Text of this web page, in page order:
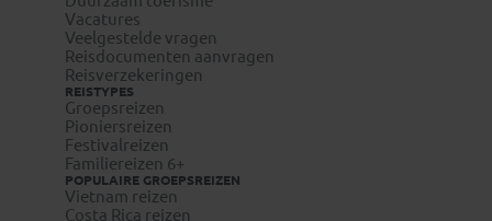
Vacatures
Veelgestelde vragen
Reisdocumenten aanvragen
Reisverzekeringen
REISTYPES
Groepsreizen
Pioniersreizen
Festivalreizen
Familiereizen 6+
POPULAIRE GROEPSREIZEN
Vietnam reizen
Costa Rica reizen